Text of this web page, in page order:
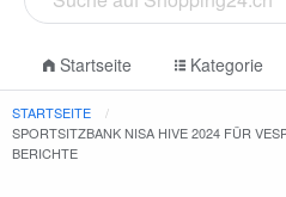
Startseite Kategorie
STARTSEITE
SPORTSITZBANK NISA HIVE 2024 FÜR
BERICHTE